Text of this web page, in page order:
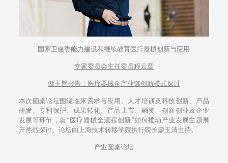
国家卫健委能力建设和继续教育医疗器械创新与应用
专家委员会主任委员程云章
做主旨报告：医疗器械全产业链创新模式探讨
本次圆桌论坛围绕临床需求与应用、人才培训及科技创新、产品
研发、专利保护、成果转化、产品上市、融资、创新创业及企业
发展等环节，就“医疗器械全流程创新”如何推动产业发展主题展
开热烈探讨。论坛由上海技术转移学院执行院长廖玉清主持。
产业圆桌论坛